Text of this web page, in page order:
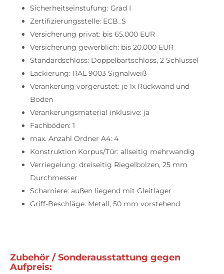
Sicherheitseinstufung: Grad I
Zertifizierungsstelle: ECB_S
Versicherung privat: bis 65.000 EUR
Versicherung gewerblich: bis 20.000 EUR
Standardschloss: Doppelbartschloss, 2 Schlüssel
Lackierung: RAL 9003 Signalweiß
Verankerung vorgerüstet: je 1x Rückwand und
Boden
Verankerungsmaterial inklusive: ja
Fachböden: 1
max. Anzahl Ordner A4: 4
Konstruktion Korpus/Tür: allseitig mehrwandig
Verriegelung: dreiseitig Riegelbolzen, 25 mm
Durchmesser
Scharniere: außen liegend mit Gleitlager
Griff-Beschläge: Metall, 50 mm vorstehend
Zubehör / Sonderausstattung gegen
Aufpreis: